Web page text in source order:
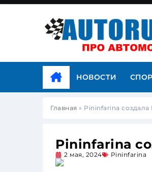
НОВОСТИ
Главная » Pininfarina
Pininfarina
2 мая, 2024 Pininfarina